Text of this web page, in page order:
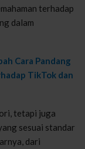
terhadap
dalam
Cara Pandang
TikTok dan
tetapi juga
sesuai standar
nya, dari